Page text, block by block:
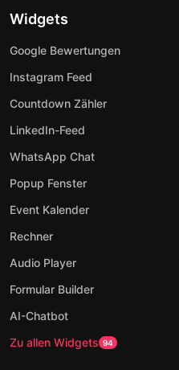
Widgets
Google Bewertungen
Instagram Feed
Countdown Zähler
LinkedIn-Feed
WhatsApp Chat
Popup Fenster
Event Kalender
Rechner
Audio Player
Formular Builder
AI-Chatbot
Zu allen Widgets 94